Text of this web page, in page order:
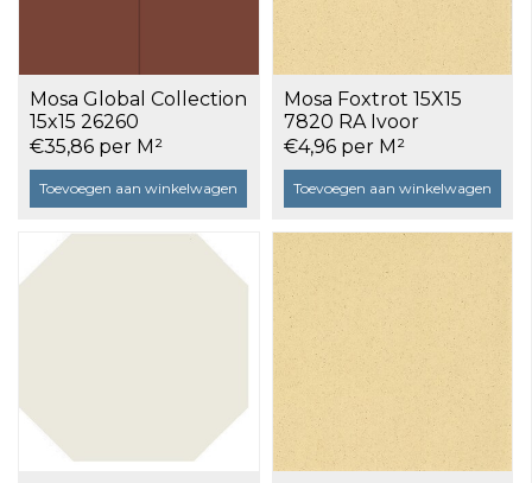
Mosa Global Collection
15x15 26260
Siennarood Uni Glans
a 1 m²
€35,86 per M²
Toevoegen aan winkelwagen
Mosa Foxtrot 15X15
7820 RA Ivoor
Randafdektegel per
stuk
€4,96 per M²
Toevoegen aan winkelwagen